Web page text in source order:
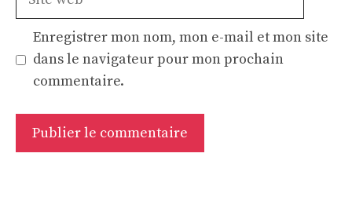
Enregistrer mon nom, mon e-mail et mon site
dans le navigateur pour mon prochain
commentaire.